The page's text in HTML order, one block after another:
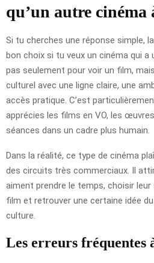
qu’un autre cinéma
Si tu cherches une réponse simple,
bon choix si tu veux un cinéma qui a
pas seulement pour voir un film,
culturel avec une ligne claire, une
accès pratique. C’est
apprécies les films en VO, les
séances dans un cadre plus humain.
Dans la réalité, ce type de cinéma
des circuits très commerciaux. Il
aiment prendre le temps, choisir
film et retrouver une certaine idée
culture.
Les erreurs fréquentes